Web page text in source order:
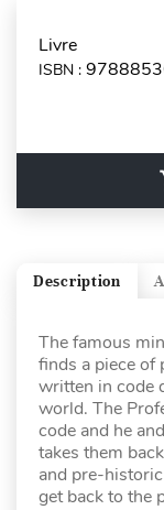
Livre
ISBN :
Description
The famous
finds a piece of
written in code
world. The
code and he
takes them
and pre-
get back to the